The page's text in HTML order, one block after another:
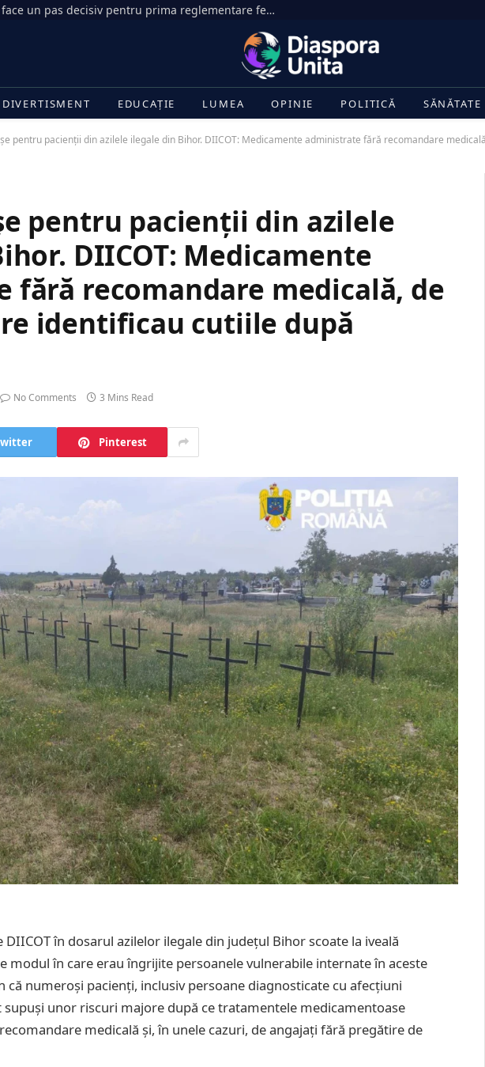
Senatul SUA face un pas decisiv pentru prima reglementare federală a pieței criptomonedelor
DIVERTISMENT EDUCAȚIE LUMEA OPINIE POLITICĂ SĂNĂTATE
pentru pacienții din azilele ilegale din Bihor. DIICOT: Medicamente administrate fără recomandare
pentru pacienții din azilele
DIICOT: Medicamente
fără recomandare medicală, de
identificau cutiile după
No Comments 3 Mins Read
Pinterest
în dosarul azilelor ilegale din județul Bihor scoate la iveală
modul în care erau îngrijite persoanele vulnerabile internate în aceste
că numeroși pacienți, inclusiv persoane diagnosticate cu afecțiuni
supuși unor riscuri majore după ce tratamentele medicamentoase
medicală și, în unele cazuri, de angajați fără pregătire de